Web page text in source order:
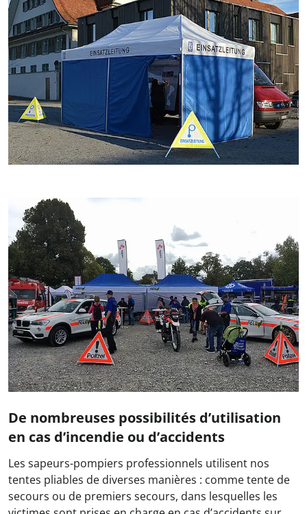
De nombreuses possibilités d’utilisation
en cas d’incendie ou d’accidents
Les sapeurs-pompiers professionnels utilisent nos
tentes pliables de diverses manières : comme tente de
secours ou de premiers secours, dans lesquelles les